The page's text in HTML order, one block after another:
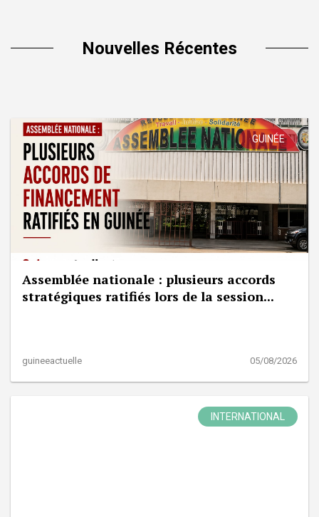
Nouvelles Récentes
GUINÉE
Assemblée nationale : plusieurs accords
stratégiques ratifiés lors de la session...
guineeactuelle 05/08/2026
INTERNATIONAL